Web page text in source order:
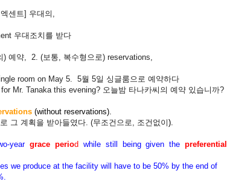
엑센트] 우대의
우대조치를 받다
) 예약 2. (보통 복수형으로) reservations,
room on May 5. 5월 5일 싱글룸으로 예약하다
Tanaka this evening? 오늘밤 타나카씨의 예약 있습니까?
(without reservations).
그 계획을 받아들였다 . (무조건으로 조건없이).
yeargrace period while still being given thepreferential
we produce at the facility will have to be 50% by the end of